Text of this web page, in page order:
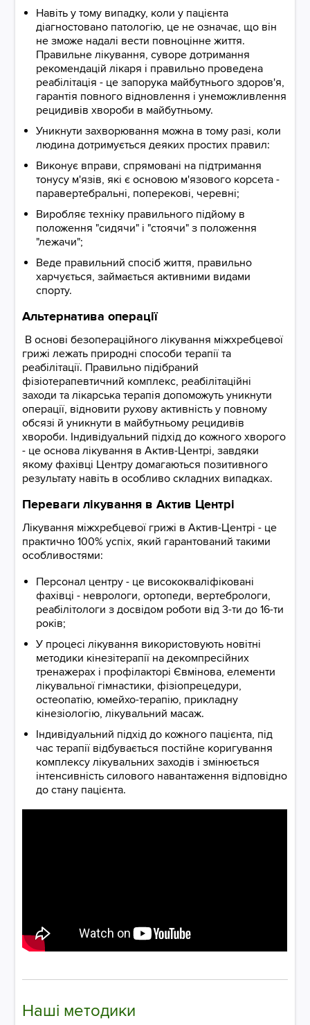
Навіть у тому випадку, коли у пацієнта
діагностовано патологію, це не означає, що він
не зможе надалі вести повноцінне життя.
Правильне лікування, суворе дотримання
рекомендацій лікаря і правильно проведена
реабілітація - це запорука майбутнього здоров'я,
гарантія повного відновлення і унеможливлення
рецидивів хвороби в майбутньому.
Уникнути захворювання можна в тому разі, коли
людина дотримується деяких простих правил:
Виконує вправи, спрямовані на підтримання
тонусу м'язів, які є основою м'язового корсета -
паравертебральні, поперекові, черевні;
Виробляє техніку правильного підйому в
положення "сидячи" і "стоячи" з положення
"лежачи";
Веде правильний спосіб життя, правильно
харчується, займається активними видами
спорту.
Альтернатива операції
В основі безопераційного лікування міжхребцевої
грижі лежать природні способи терапії та
реабілітації. Правильно підібраний
фізіотерапевтичний комплекс, реабілітаційні
заходи та лікарська терапія допоможуть уникнути
операції, відновити рухову активність у повному
обсязі й уникнути в майбутньому рецидивів
хвороби. Індивідуальний підхід до кожного хворого
- це основа лікування в Актив-Центрі, завдяки
якому фахівці Центру домагаються позитивного
результату навіть в особливо складних випадках.
Переваги лікування в Актив Центрі
Лікування міжхребцевої грижі в Актив-Центрі - це
практично 100% успіх, який гарантований такими
особливостями:
Персонал центру - це висококваліфіковані
фахівці - неврологи, ортопеди, вертебрологи,
реабілітологи з досвідом роботи від 3-ти до 16-ти
років;
У процесі лікування використовують новітні
методики кінезітерапії на декомпресійних
тренажерах і профілакторі Євмінова, елементи
лікувальної гімнастики, фізіопрецедури,
остеопатію, юмейхо-терапію, прикладну
кінезіологію, лікувальний масаж.
Індивідуальний підхід до кожного пацієнта, під
час терапії відбувається постійне коригування
комплексу лікувальних заходів і змінюється
інтенсивність силового навантаження відповідно
до стану пацієнта.
Наші методики